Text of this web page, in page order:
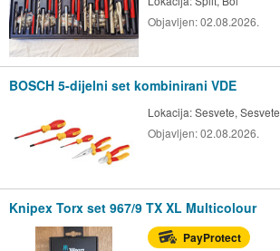
Objavljen:02.08.2026.
BOSCH 5-dijelni set kombinirani VDE
Lokacija:Sesvete, Sesvete
Objavljen:02.08.2026.
Knipex Torx set 967/9 TX XL Multicolour
PayProtect